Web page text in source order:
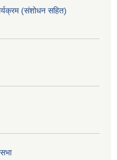
(संशोधन सहित)